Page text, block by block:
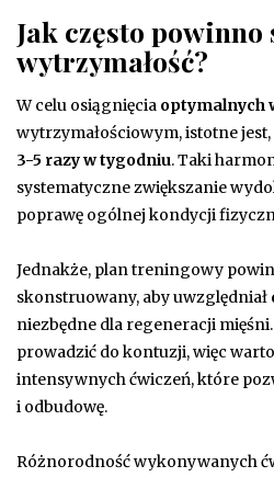
Jak często powinno
wytrzymałość?
W celu osiągnięcia optymalnych
wytrzymałościowym, istotne
3-5 razy w tygodniu. Taki
systematyczne zwiększanie
poprawę ogólnej kondycji
Jednakże, plan treningowy
skonstruowany, aby uwzględniał
niezbędne dla regeneracji
prowadzić do kontuzji, więc
intensywnych ćwiczeń, które
i odbudowę.
Różnorodność wykonywanych